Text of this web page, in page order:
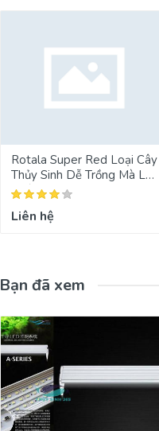
Rotala Super Red Loại Cây
Thủy Sinh Dễ Trồng Mà Lại
Khó Đẹp
Liên hệ
Bạn đã xem